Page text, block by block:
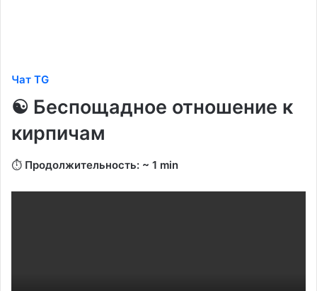
Чат TG
☯️ Беспощадное отношение к
кирпичам
⏱️ Продолжительность: ~ 1 min